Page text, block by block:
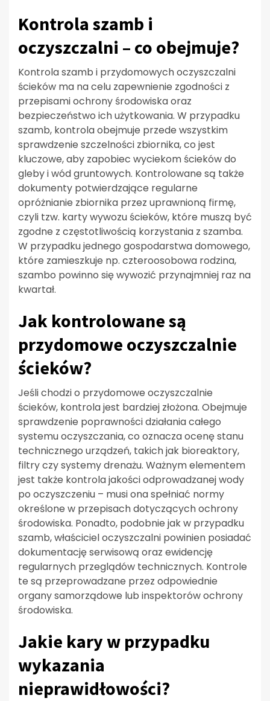
Kontrola szamb i
oczyszczalni – co obejmuje?
Kontrola szamb i przydomowych oczyszczalni
ścieków ma na celu zapewnienie zgodności z
przepisami ochrony środowiska oraz
bezpieczeństwo ich użytkowania. W przypadku
szamb, kontrola obejmuje przede wszystkim
sprawdzenie szczelności zbiornika, co jest
kluczowe, aby zapobiec wyciekom ścieków do
gleby i wód gruntowych. Kontrolowane są także
dokumenty potwierdzające regularne
opróżnianie zbiornika przez uprawnioną firmę,
czyli tzw. karty wywozu ścieków, które muszą być
zgodne z częstotliwością korzystania z szamba.
W przypadku jednego gospodarstwa domowego,
które zamieszkuje np. czteroosobowa rodzina,
szambo powinno się wywozić przynajmniej raz na
kwartał.
Jak kontrolowane są
przydomowe oczyszczalnie
ścieków?
Jeśli chodzi o przydomowe oczyszczalnie
ścieków, kontrola jest bardziej złożona. Obejmuje
sprawdzenie poprawności działania całego
systemu oczyszczania, co oznacza ocenę stanu
technicznego urządzeń, takich jak bioreaktory,
filtry czy systemy drenażu. Ważnym elementem
jest także kontrola jakości odprowadzanej wody
po oczyszczeniu – musi ona spełniać normy
określone w przepisach dotyczących ochrony
środowiska. Ponadto, podobnie jak w przypadku
szamb, właściciel oczyszczalni powinien posiadać
dokumentację serwisową oraz ewidencję
regularnych przeglądów technicznych. Kontrole
te są przeprowadzane przez odpowiednie
organy samorządowe lub inspektorów ochrony
środowiska.
Jakie kary w przypadku
wykazania
nieprawidłowości?